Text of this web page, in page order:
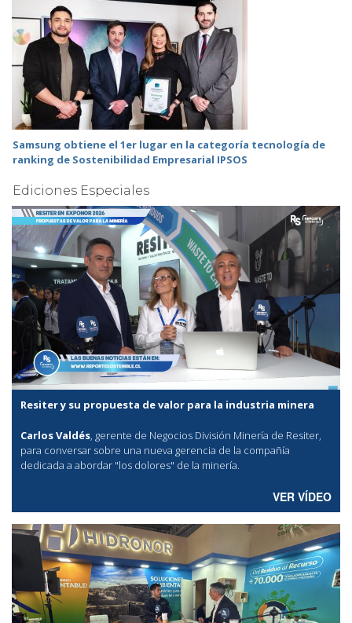
Samsung obtiene el 1er lugar en la categoría tecnología de
ranking de Sostenibilidad Empresarial IPSOS
Ediciones Especiales
Resiter y su propuesta de valor para la industria minera
Carlos Valdés, gerente de Negocios División Minería de Resiter,
para conversar sobre una nueva gerencia de la compañía
dedicada a abordar "los dolores" de la minería.
VER VÍDEO